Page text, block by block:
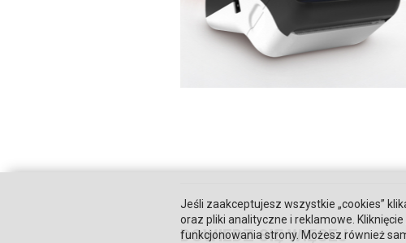
DOWIEDZ SIĘ WIĘCEJ
Jeśli zaakceptujesz wszystkie „cookies”
oraz pliki analityczne i reklamowe.
funkcjonowania strony. Możesz również